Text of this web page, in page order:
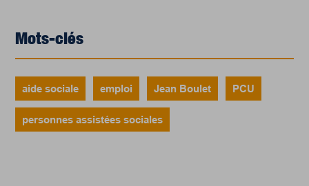
Mots-clés
aide sociale emploi Jean Boulet PCU
personnes assistées sociales